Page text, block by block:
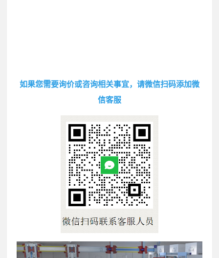
如果您需要询价或咨询相关事宜，请微信扫码添加微
信客服